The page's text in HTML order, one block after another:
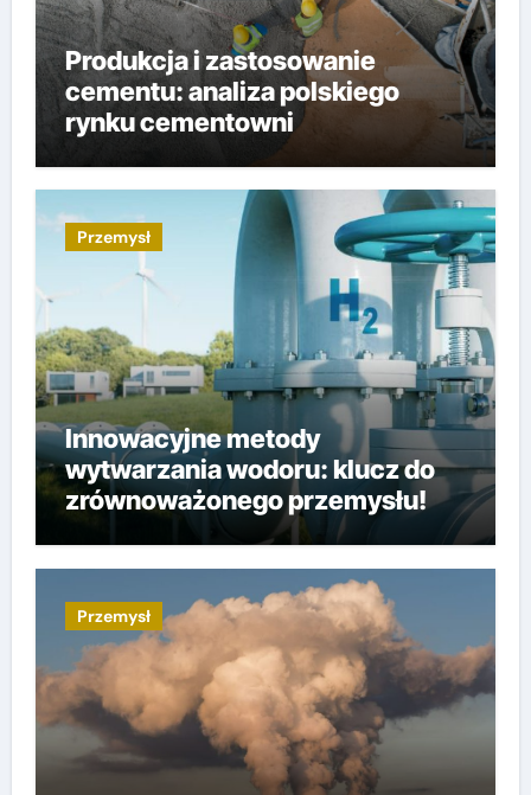
Produkcja i zastosowanie
cementu: analiza polskiego
rynku cementowni
Przemysł
Innowacyjne metody
wytwarzania wodoru: klucz do
zrównoważonego przemysłu!
Przemysł